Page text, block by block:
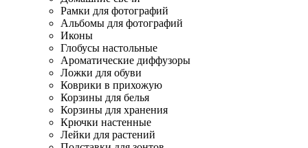
Рамки для фотографий
Альбомы для фотографий
Иконы
Глобусы настольные
Ароматические диффузоры
Ложки для обуви
Коврики в прихожую
Корзины для белья
Корзины для хранения
Крючки настенные
Лейки для растений